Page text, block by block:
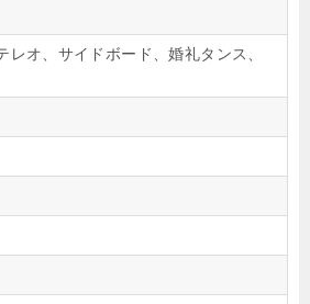
レオ、サイドボード、婚礼タンス、